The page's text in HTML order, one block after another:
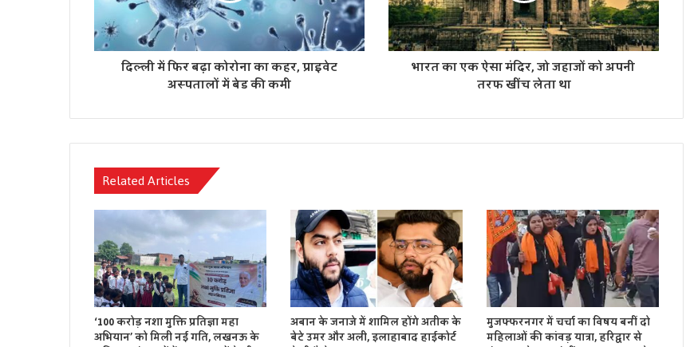
दिल्ली में फिर बढ़ा कोरोना का कहर, प्राइवेट
अस्पतालों में बेड की कमी
भारत का एक ऐसा मंदिर, जो जहाजों को अपनी
तरफ खींच लेता था
Related Articles
‘100 करोड़ नशा मुक्ति प्रतिज्ञा महा
अभियान’ को मिली नई गति, लखनऊ के
अबान के जनाजे में शामिल होंगे अतीक के
बेटे उमर और अली, इलाहाबाद हाईकोर्ट
मुजफ्फरनगर में चर्चा का विषय बनीं दो
महिलाओं की कांवड़ यात्रा, हरिद्वार से